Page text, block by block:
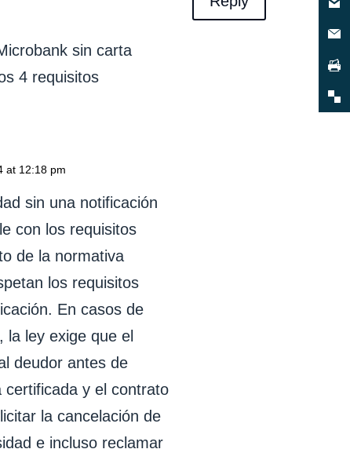
sin carta
4 requisitos
at 12:18 pm
sin una notificación
con los requisitos
de la normativa
los requisitos
En casos de
la ley exige que el
deudor antes de
certificada y el contrato
la cancelación de
e incluso reclamar